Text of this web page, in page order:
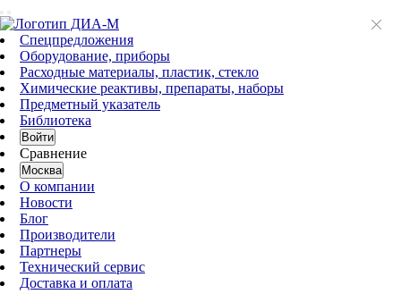
Спецпредложения
Оборудование, приборы
Расходные материалы, пластик, стекло
Химические реактивы, препараты, наборы
Предметный указатель
Библиотека
Войти
Сравнение
Москва
О компании
Новости
Блог
Производители
Партнеры
Технический сервис
Доставка и оплата